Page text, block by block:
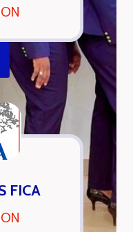
FICA